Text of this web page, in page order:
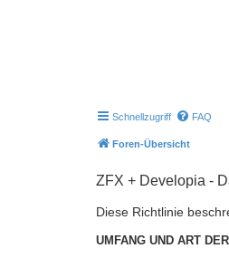
Schnellzugriff FAQ
Foren-Übersicht
ZFX + Developia -
Diese Richtlinie
UMFANG UND ART